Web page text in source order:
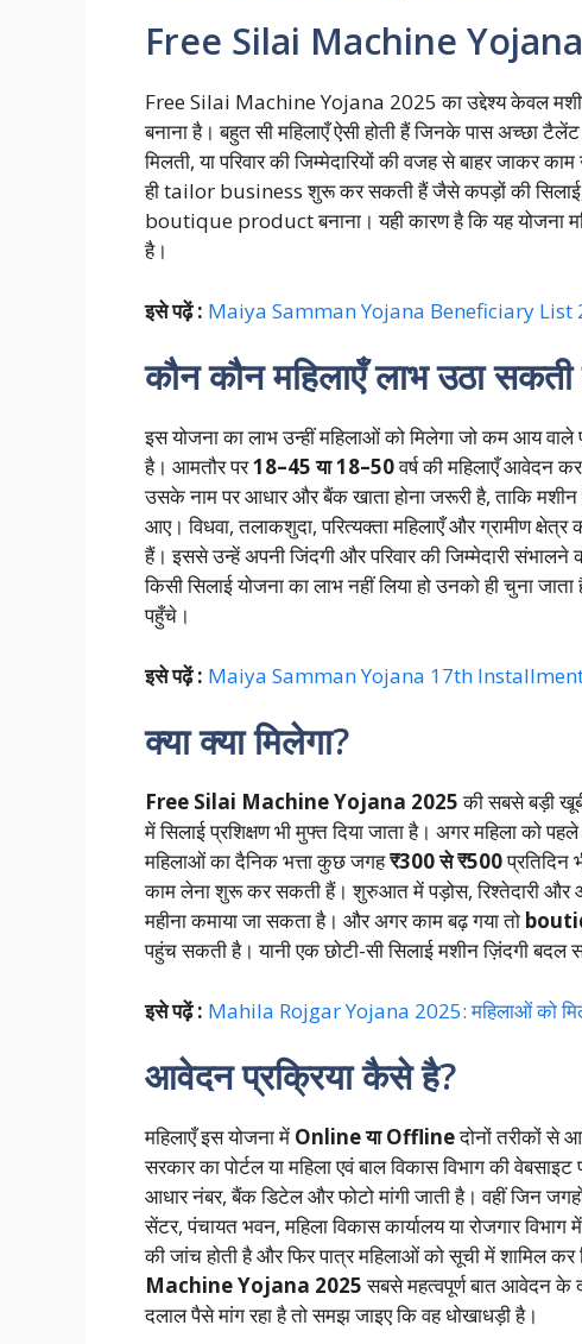
Free Silai Machine Yojana
Free Silai Machine Yojana 2025 का उद्देश्य केवल
बनाना है। बहुत सी महिलाएँ ऐसी होती हैं जिनके पास अच्छा
मिलती, या परिवार की जिम्मेदारियों की वजह से बाहर जाकर
ही tailor business शुरू कर सकती हैं जैसे कपड़ों की
boutique product बनाना। यही कारण है कि यह योजना
है।
इसे पढ़ें : Maiya Samman Yojana Beneficiary List
कौन कौन महिलाएँ लाभ उठा
इस योजना का लाभ उन्हीं महिलाओं को मिलेगा जो कम आय
है। आमतौर पर18–45 या 18–50वर्ष की महिलाएँ आवेदन
उसके नाम पर आधार और बैंक खाता होना जरूरी है, ताकि
आए। विधवा, तलाकशुदा, परित्यक्ता महिलाएँ और ग्रामीण
हैं। इससे उन्हें अपनी जिंदगी और परिवार की जिम्मेदारी
किसी सिलाई योजना का लाभ नहीं लिया हो उनको ही चुना
पहुँचे।
इसे पढ़ें : Maiya Samman Yojana 17th Installment
क्या क्या मिलेगा?
Free Silai Machine Yojana 2025की सबसे बड़ी
में सिलाई प्रशिक्षण भी मुफ्त दिया जाता है। अगर महिला को
महिलाओं का दैनिक भत्ता कुछ जगह₹300 से ₹500प्रतिदिन
काम लेना शुरू कर सकती हैं। शुरुआत में पड़ोस, रिश्तेदारी
महीना कमाया जा सकता है। और अगर काम बढ़ गया तो
पहुंच सकती है। यानी एक छोटी-सी सिलाई मशीन ज़िंदगी बदल
इसे पढ़ें : Mahila Rojgar Yojana 2025: महिलाओं को
आवेदन प्रक्रिया कैसे है?
महिलाएँ इस योजना में Online या Offlineदोनों तरीकों से
सरकार का पोर्टल या महिला एवं बाल विकास विभाग की
आधार नंबर, बैंक डिटेल और फोटो मांगी जाती है। वहीं जिन
सेंटर, पंचायत भवन, महिला विकास कार्यालय या रोजगार
की जांच होती है और फिर पात्र महिलाओं को सूची में शामिल कर
Machine Yojana 2025सबसे महत्वपूर्ण बात आवेदन के
दलाल पैसे मांग रहा है तो समझ जाइए कि वह धोखाधड़ी है।